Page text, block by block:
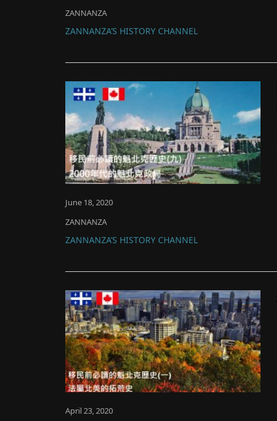
ZANNANZA
ZANNANZA’S HISTORY CHANNEL
June 18, 2020
ZANNANZA
ZANNANZA’S HISTORY CHANNEL
April 23, 2020